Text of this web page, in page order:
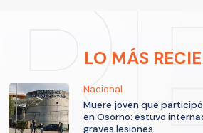
LO MÁS
Nacional
Muere joven que
en Osorno: estuvo
graves lesiones